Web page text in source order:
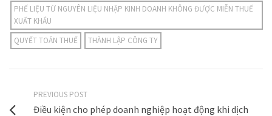
PHẾ LIỆU TỪ NGUYÊN LIỆU NHẬP KINH DOANH KHÔNG ĐƯỢC MIỄN THUẾ
XUẤT KHẨU
QUYẾT TOÁN THUẾ
THÀNH LẬP CÔNG TY
PREVIOUS POST
Điều kiện cho phép doanh nghiệp hoạt động khi dịch